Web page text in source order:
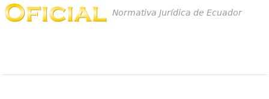
Normativa Jurídica de Ecuador